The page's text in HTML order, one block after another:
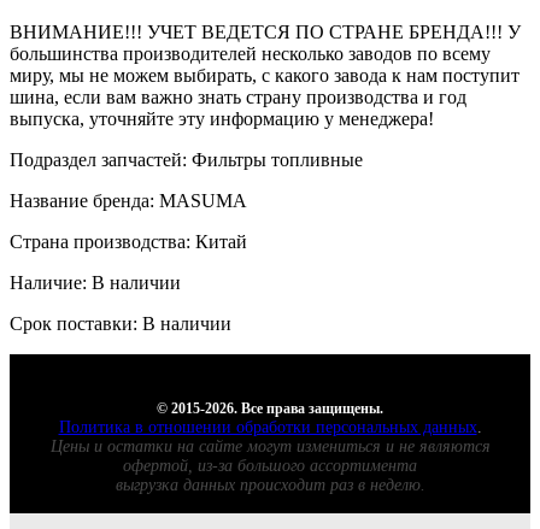
ВНИМАНИЕ!!! УЧЕТ ВЕДЕТСЯ ПО СТРАНЕ БРЕНДА!!! У
большинства производителей несколько заводов по всему
миру, мы не можем выбирать, с какого завода к нам поступит
шина, если вам важно знать страну производства и год
выпуска, уточняйте эту информацию у менеджера!
Подраздел запчастей: Фильтры топливные
Название бренда: MASUMA
Страна производства: Китай
Наличие: В наличии
Срок поставки: В наличии
© 2015-2026. Все права защищены.
Политика в отношении обработки персональных данных.
Цены и остатки на сайте могут измениться и не являются
офертой, из-за большого ассортимента
выгрузка данных происходит раз в неделю.